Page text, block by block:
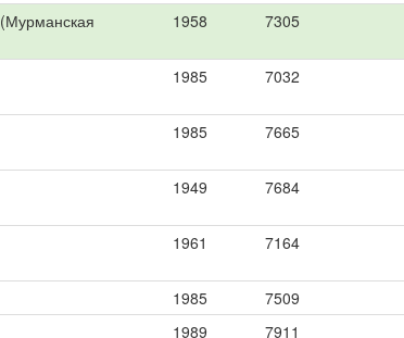
(Мурманская
1958 7305
1985 7032
1985 7665
1949 7684
1961 7164
1985 7509
1989 7911